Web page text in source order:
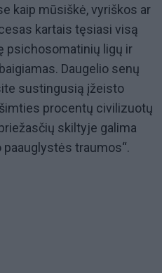
kaip mūsiškė, vyriškos ar
kartais tęsiasi visą
psichosomatinių ligų ir
Daugelio senų
sustingusią įžeisto
procentų civilizuotų
skiltyje galima
paauglystės traumos“.